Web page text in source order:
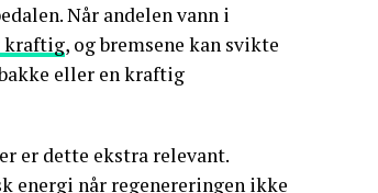
Når andelen vann i
kraftig, og bremsene kan svikte
eller en kraftig
er dette ekstra relevant.
energi når regenereringen ikke